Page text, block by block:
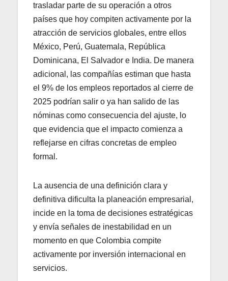
trasladar parte de su operación a otros
países que hoy compiten activamente por la
atracción de servicios globales, entre ellos
México, Perú, Guatemala, República
Dominicana, El Salvador e India. De manera
adicional, las compañías estiman que hasta
el 9% de los empleos reportados al cierre de
2025 podrían salir o ya han salido de las
nóminas como consecuencia del ajuste, lo
que evidencia que el impacto comienza a
reflejarse en cifras concretas de empleo
formal.
La ausencia de una definición clara y
definitiva dificulta la planeación empresarial,
incide en la toma de decisiones estratégicas
y envía señales de inestabilidad en un
momento en que Colombia compite
activamente por inversión internacional en
servicios.